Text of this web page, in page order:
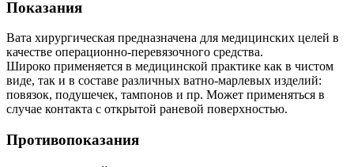
Показания
Вата хирургическая предназначена для медицинских целей в
качестве операционно-перевязочного средства.
Широко применяется в медицинской практике как в чистом
виде, так и в составе различных ватно-марлевых изделий:
повязок, подушечек, тампонов и пр. Может применяться в
случае контакта с открытой раневой поверхностью.
Противопоказания